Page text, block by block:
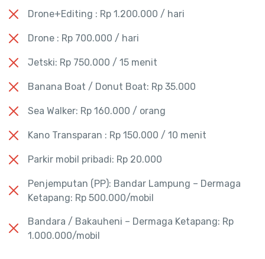
Drone+Editing : Rp 1.200.000 / hari
Drone : Rp 700.000 / hari
Jetski: Rp 750.000 / 15 menit
Banana Boat / Donut Boat: Rp 35.000
Sea Walker: Rp 160.000 / orang
Kano Transparan : Rp 150.000 / 10 menit
Parkir mobil pribadi: Rp 20.000
Penjemputan (PP): Bandar Lampung – Dermaga
Ketapang: Rp 500.000/mobil
Bandara / Bakauheni – Dermaga Ketapang: Rp
1.000.000/mobil